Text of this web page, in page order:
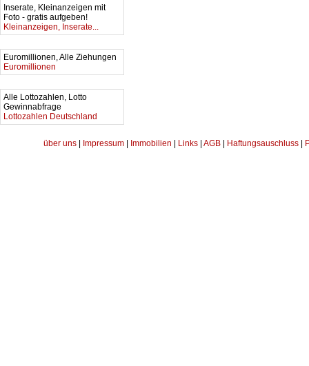
Inserate, Kleinanzeigen mit
Foto - gratis aufgeben!
Kleinanzeigen, Inserate...
Euromillionen, Alle Ziehungen
Euromillionen
Alle Lottozahlen, Lotto
Gewinnabfrage
Lottozahlen Deutschland
über uns Impressum Immobilien Links AGB Haftungsauschluss